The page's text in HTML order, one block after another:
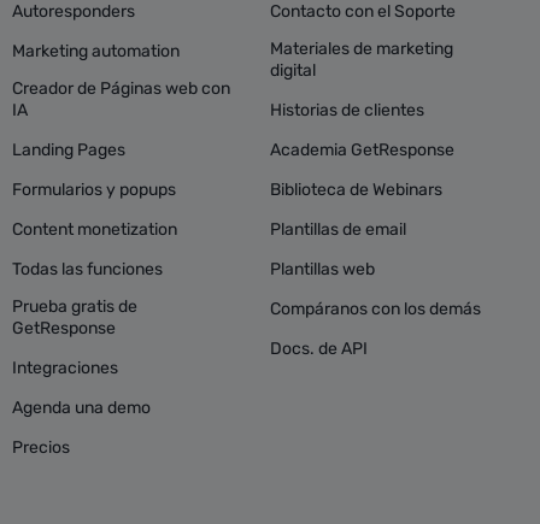
Autoresponders
Marketing automation
Creador de Páginas web con
IA
Landing Pages
Formularios y popups
Content monetization
Todas las funciones
Prueba gratis de
GetResponse
Integraciones
Agenda una demo
Precios
Contacto con el Soporte
Materiales de marketing
digital
Historias de clientes
Academia GetResponse
Biblioteca de Webinars
Plantillas de email
Plantillas web
Compáranos con los demás
Docs. de API